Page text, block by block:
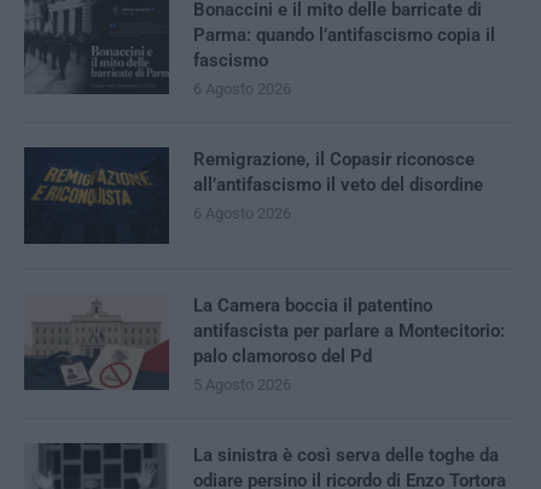
Bonaccini e il mito delle barricate di
Parma: quando l’antifascismo copia il
fascismo
6 Agosto 2026
Remigrazione, il Copasir riconosce
all’antifascismo il veto del disordine
6 Agosto 2026
La Camera boccia il patentino
antifascista per parlare a Montecitorio:
palo clamoroso del Pd
5 Agosto 2026
La sinistra è così serva delle toghe da
odiare persino il ricordo di Enzo Tortora